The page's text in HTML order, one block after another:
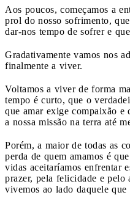
Aos poucos, começamos a
prol do nosso sofrimento,
dar-nos tempo de sofrer e
Gradativamente vamos nos
finalmente a viver.
Voltamos a viver de forma
tempo é curto, que o
que amar exige compaixão
a nossa missão na terra até
Porém, a maior de todas as
perda de quem amamos é
vidas aceitaríamos enfrentar
prazer, pela felicidade e pelo
vivemos ao lado daquele que